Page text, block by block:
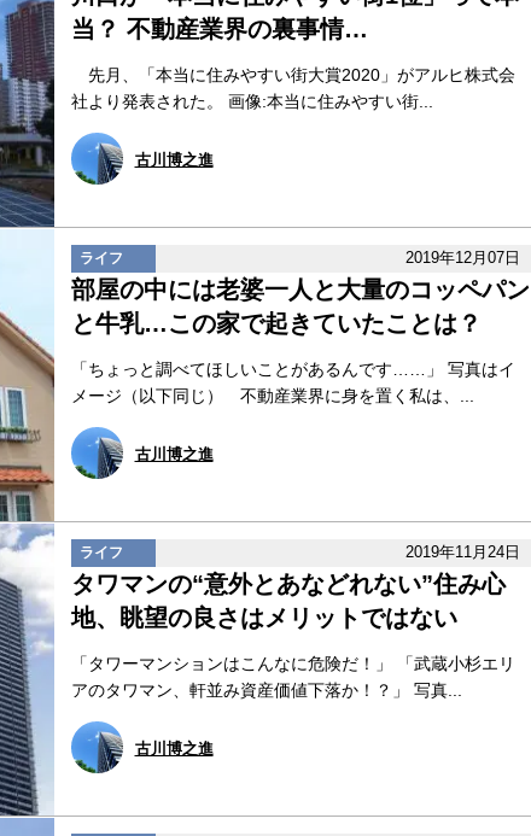
当？ 不動産業界の裏事情…
先月、「本当に住みやすい街大賞2020」がアルヒ株式会
社より発表された。 画像:本当に住みやすい街...
古川博之進
ライフ 2019年12月07日
部屋の中には老婆一人と大量のコッペパン
と牛乳…この家で起きていたことは？
「ちょっと調べてほしいことがあるんです……」 写真はイ
メージ（以下同じ） 不動産業界に身を置く私は、...
古川博之進
ライフ 2019年11月24日
タワマンの“意外とあなどれない”住み心
地、眺望の良さはメリットではない
「タワーマンションはこんなに危険だ！」 「武蔵小杉エリ
アのタワマン、軒並み資産価値下落か！？」 写真...
古川博之進